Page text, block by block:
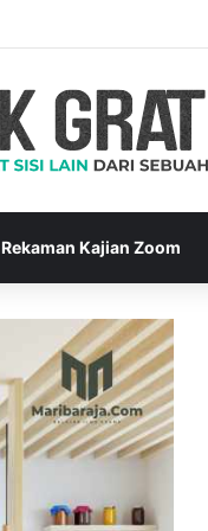
Rekaman Kajian Zoom